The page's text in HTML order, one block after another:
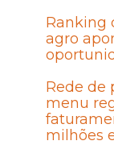
Ranking
agro
Rede de
menu
milhões